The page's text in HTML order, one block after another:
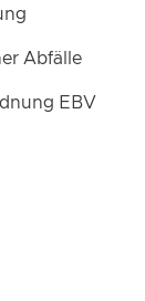
Abfälle
EBV